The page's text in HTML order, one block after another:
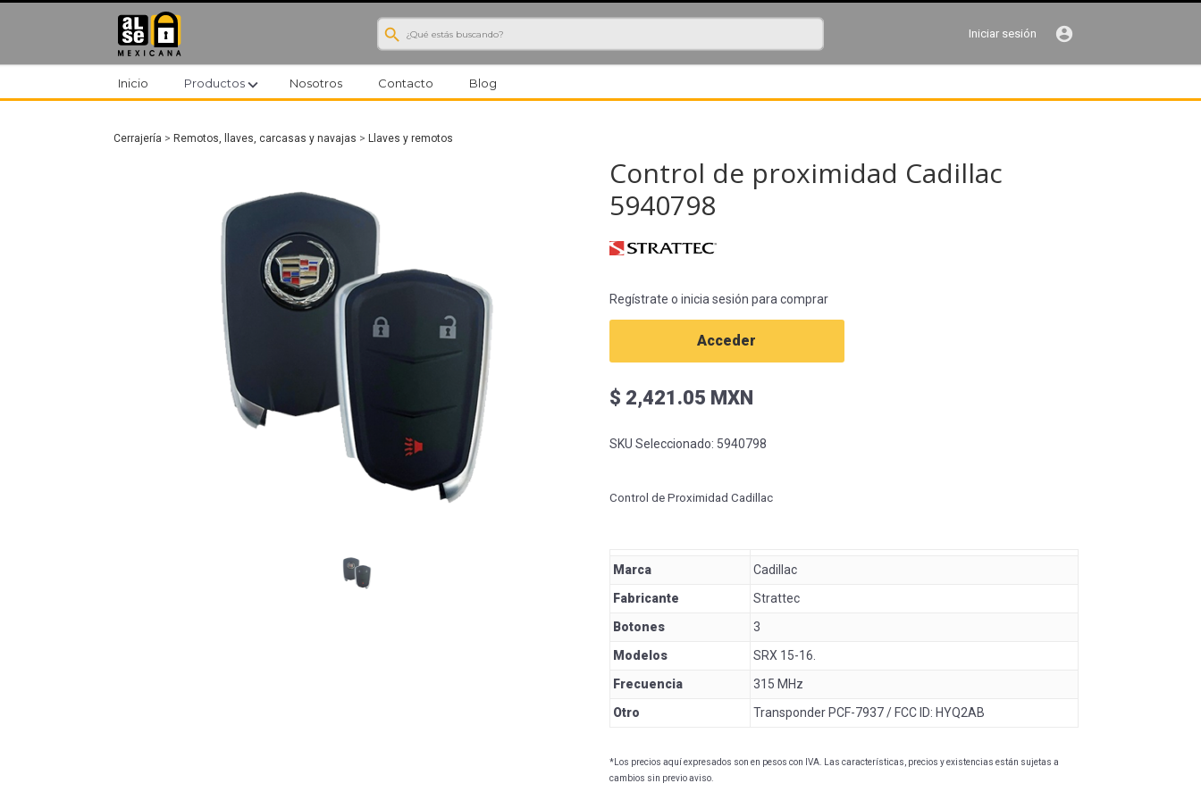
search Iniciar sesión account_circle
Inicio Productosexpand_more Nosotros Contacto Blog
Cerrajería > Remotos, llaves, carcasas y navajas > Llaves y remotos
Control de proximidad Cadillac
5940798
Regístrate o inicia sesión para comprar
Acceder
$ 2,421.05 MXN
SKU Seleccionado: 5940798
Control de Proximidad Cadillac
Marca
Cadillac
Fabricante
Strattec
Botones
3
Modelos
SRX 15-16.
Frecuencia
315 MHz
Otro
Transponder PCF-7937 / FCC ID: HYQ2AB
*Los precios aquí expresados son en pesos con IVA. Las características, precios y existencias están sujetas a
cambios sin previo aviso.